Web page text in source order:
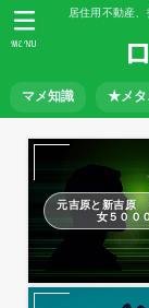
居住用不動産
マメ知識 ★メタ
MENU
元吉原と新吉原
女５００